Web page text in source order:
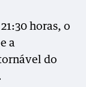
horas, o
a
do